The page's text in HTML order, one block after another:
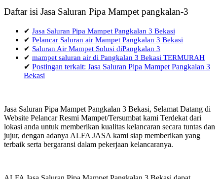
Daftar isi Jasa Saluran Pipa Mampet pangkalan-3
✔ Jasa Saluran Pipa Mampet Pangkalan 3 Bekasi
✔ Pelancar Saluran air Mampet Pangkalan 3 Bekasi
✔ Saluran Air Mampet Solusi diPangkalan 3
✔ mampet saluran air di Pangkalan 3 Bekasi TERMURAH
✔ Postingan terkait: Jasa Saluran Pipa Mampet Pangkalan 3
Bekasi
Jasa Saluran Pipa Mampet Pangkalan 3 Bekasi, Selamat Datang di
Website Pelancar Resmi Mampet/Tersumbat kami Terdekat dari
lokasi anda untuk memberikan kualitas kelancaran secara tuntas dan
jujur, dengan adanya ALFA JASA kami siap memberikan yang
terbaik serta bergaransi dalam pekerjaan kelancaranya.